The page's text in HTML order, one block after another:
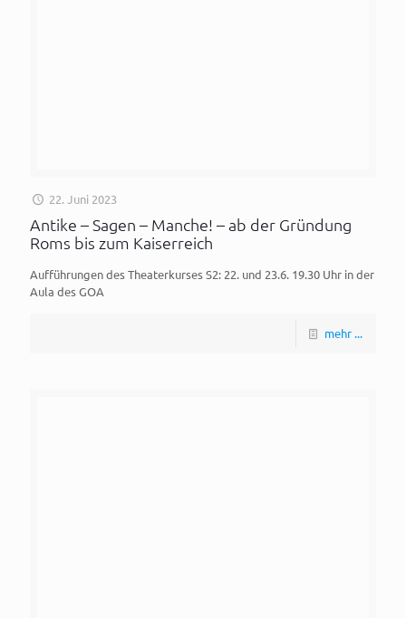
22. Juni 2023
Antike – Sagen – Manche! – ab der Gründung
Roms bis zum Kaiserreich
Aufführungen des Theaterkurses S2: 22. und 23.6. 19.30 Uhr in der
Aula des GOA
mehr ...